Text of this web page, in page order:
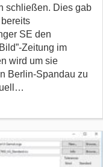
schließen. Dies gab
SE den
Zeitung im
wird um sie
Berlin-Spandau zu